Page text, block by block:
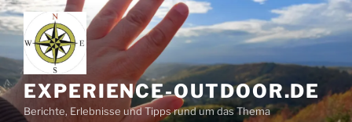
Zum
Inhalt
springen
EXPERIENCE-OUTDOOR.DE
Berichte, Erlebnisse und Tipps rund um das Thema